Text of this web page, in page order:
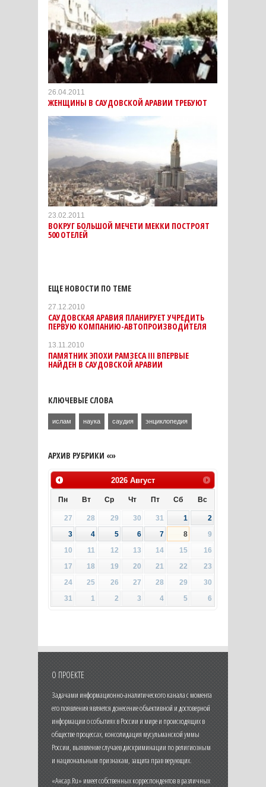
26.04.2011
ЖЕНЩИНЫ В САУДОВСКОЙ АРАВИИ ТРЕБУЮТ
23.02.2011
ВОКРУГ БОЛЬШОЙ МЕЧЕТИ МЕККИ ПОСТРОЯТ
500 ОТЕЛЕЙ
ЕЩЕ НОВОСТИ ПО ТЕМЕ
27.12.2010
САУДОВСКАЯ АРАВИЯ ПЛАНИРУЕТ УЧРЕДИТЬ
ПЕРВУЮ КОМПАНИЮ-АВТОПРОИЗВОДИТЕЛЯ
13.11.2010
ПАМЯТНИК ЭПОХИ РАМЗЕСА III ВПЕРВЫЕ
НАЙДЕН В САУДОВСКОЙ АРАВИИ
КЛЮЧЕВЫЕ СЛОВА
ислам наука саудия энциклопедия
АРХИВ РУБРИКИ «»
2026 Август
Пн Вт Ср Чт Пт Сб Вс
27 28 29 30 31 1
2
3
4 5 6 7 8
9
10
11 12 13 14 15
16
17
18 19 20 21 22
23
24
25 26 27 28 29
30
31
1 2 3 4 5 6
О ПРОЕКТЕ
Задачами информационно-аналитического канала с момента
его появления является донесение объективной и достоверной
информации о событиях в России и мире и происходящих в
обществе процессах, консолидация мусульманской уммы
России, выявление случаев дискриминации по религиозным
и национальным признакам, защита прав верующих.
«Ансар.Ru» имеет собственных корреспондентов в различных